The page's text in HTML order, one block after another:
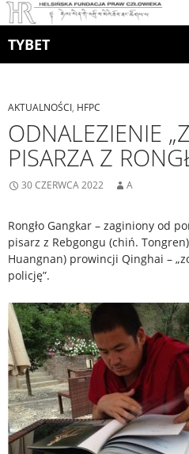
TYBET
AKTUALNOŚCI, HFPC
ODNALEZIENIE
PISARZA Z
30 CZERWCA 2022 A
Rongło Gangkar – zaginiony od
pisarz z Rebgongu (chiń.
Huangnan) prowincji Qinghai –
policję”.